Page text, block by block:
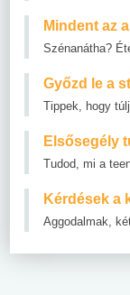
Mindent az
Szénanátha?
Győzd le a
Tippek, hogy
Elsősegély
Tudod, mi a
Kérdések a
Aggodalmak,